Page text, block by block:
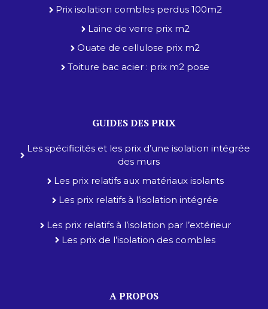
Prix isolation combles perdus 100m2
Laine de verre prix m2
Ouate de cellulose prix m2
Toiture bac acier : prix m2 pose
GUIDES DES PRIX
Les spécificités et les prix d’une isolation intégrée
des murs
Les prix relatifs aux matériaux isolants
Les prix relatifs à l’isolation intégrée
Les prix relatifs à l’isolation par l’extérieur
Les prix de l’isolation des combles
A PROPOS